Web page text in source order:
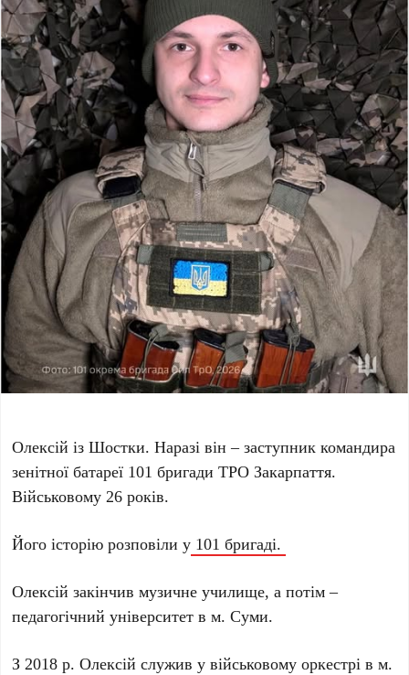
Олексій із Шостки. Наразі він – заступник командира
зенітної батареї 101 бригади ТРО Закарпаття.
Військовому 26 років.
Його історію розповіли у 101 бригаді.
Олексій закінчив музичне училище, а потім –
педагогічний університет в м. Суми.
З 2018 р. Олексій служив у військовому оркестрі в м.